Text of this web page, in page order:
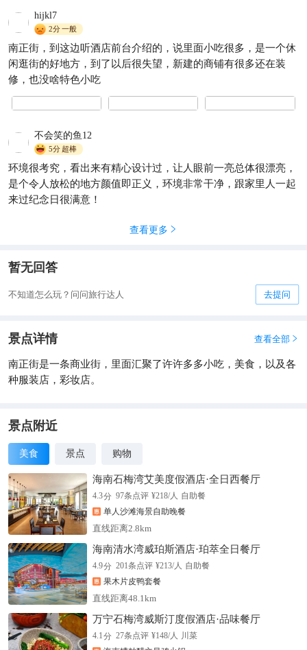
里的小吃应有尽有，真的
hijkl7
2分一般
南正街，到这边听酒店前台介绍的，说里面小吃很多，是一个休
闲逛街的好地方，到了以后很失望，新建的商铺有很多还在装
修，也没啥特色小吃
不会笑的鱼12
5分超棒
环境很考究，看出来有精心设计过，让人眼前一亮总体很漂亮，
是个令人放松的地方颜值即正义，环境非常干净，跟家里人一起
来过纪念日很满意！
查看更多 
暂无回答
不知道怎么玩？问问旅行达人 去提问
景点详情 查看全部 
南正街是一条商业街，里面汇聚了许许多多小吃，美食，以及各
种服装店，彩妆店。
景点附近
美食 景点 购物
海南石梅湾艾美度假酒店·全日西餐厅
4.3分 97条点评 ¥218/人 自助餐
单人沙滩海景自助晚餐
直线距离2.8km
海南清水湾威珀斯酒店·珀萃全日餐厅
4.9分 201条点评 ¥213/人 自助餐
果木片皮鸭套餐
直线距离48.1km
万宁石梅湾威斯汀度假酒店·品味餐厅
4.1分 27条点评 ¥148/人 川菜